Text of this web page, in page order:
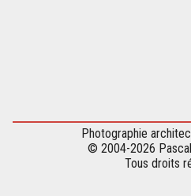
Photographie
© 2004-2026
Tous droits